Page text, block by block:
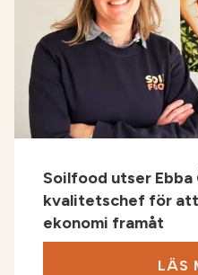
Soilfood utser
kvalitetschef för
ekonomi framåt
LÄS